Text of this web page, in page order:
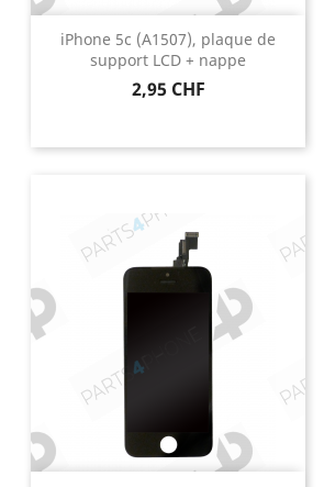
iPhone 5c (A1507), plaque de
support LCD + nappe
Prix
2,95 CHF